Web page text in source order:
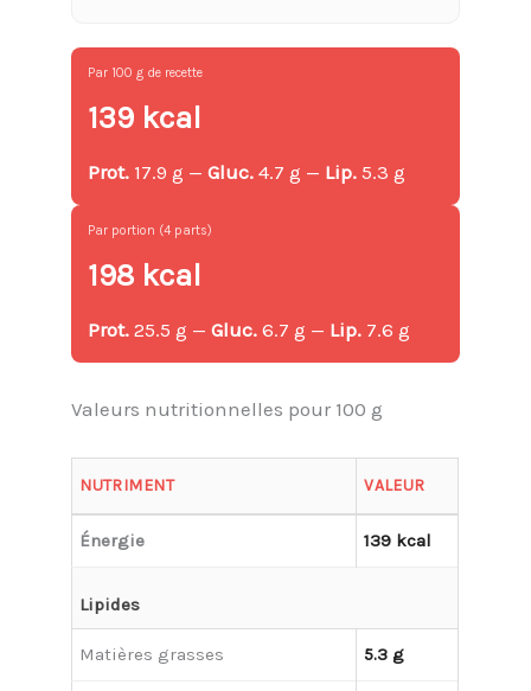
Par 100 g de recette
139 kcal
Prot. 17.9 g —Gluc. 4.7 g — Lip. 5.3 g
Par portion (4 parts)
198 kcal
Prot. 25.5 g —Gluc. 6.7 g — Lip. 7.6 g
Valeurs nutritionnelles pour 100 g
NUTRIMENT VALEUR
Énergie 139 kcal
Lipides
Matières grasses 5.3 g